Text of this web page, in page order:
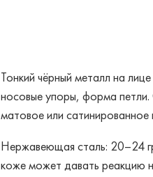
Тонкий чёрный металл на
носовые упоры, форма
матовое или
Нержавеющая сталь: 20–24
коже может давать реакцию